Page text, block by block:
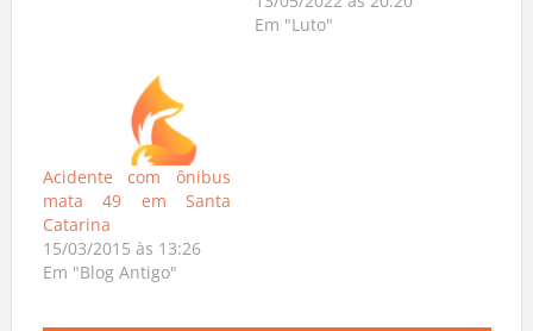
13/05/2022 às 20:20
Em "Luto"
Acidente com ônibus
mata 49 em Santa
Catarina
15/03/2015 às 13:26
Em "Blog Antigo"